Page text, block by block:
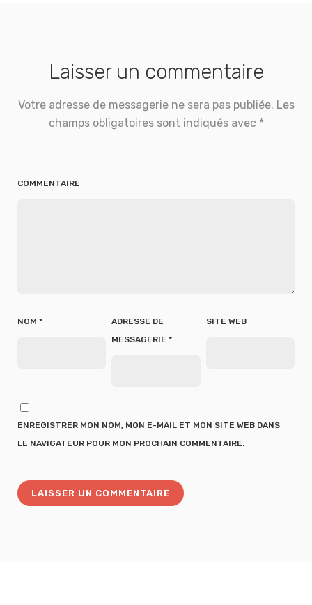
Laisser un commentaire
Votre adresse de messagerie ne sera pas publiée. Les
champs obligatoires sont indiqués avec *
COMMENTAIRE
NOM *
ADRESSE DE
MESSAGERIE*
SITE WEB
ENREGISTRER MON NOM, MON E-MAIL ET MON SITE WEB DANS
LE NAVIGATEUR POUR MON PROCHAIN COMMENTAIRE.